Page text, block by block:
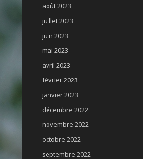
août 2023
juillet 2023
juin 2023
mai 2023
avril 2023
février 2023
janvier 2023
décembre 2022
novembre 2022
octobre 2022
septembre 2022